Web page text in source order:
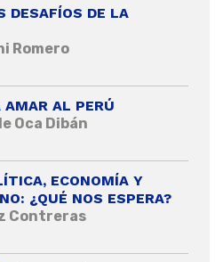
DESAFÍOS DE LA
Romero
AL PERÚ
Oca Dibán
ECONOMÍA Y
¿QUÉ NOS ESPERA?
Contreras